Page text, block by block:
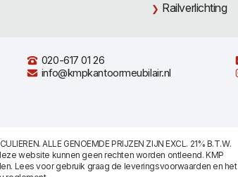
Railverlichting
020-617 01 26
info@kmpkantoormeubilair.nl
ALLE GENOEMDE PRIJZEN ZIJN EXCL. 21% B.T.W.
website kunnen geen rechten worden ontleend. KMP
Lees voor gebruik graag de leveringsvoorwaarden en het